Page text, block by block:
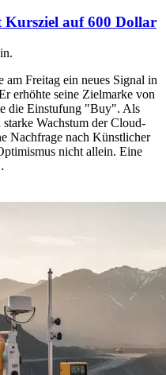
auf 600 Dollar
Freitag ein neues Signal in
erhöhte seine Zielmarke von
die Einstufung "Buy". Als
Wachstum der Cloud-
Nachfrage nach Künstlicher
nicht allein. Eine